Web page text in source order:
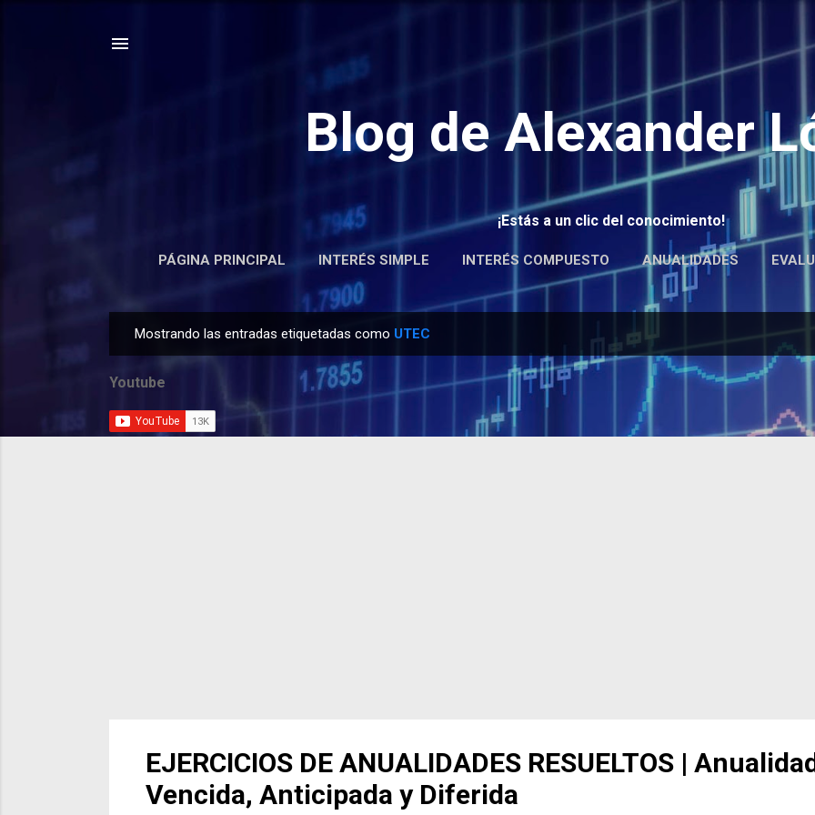
Ir al contenido principal
Blog de Alexander
¡Estás a un clic del conocimiento!
PÁGINA PRINCIPAL INTERÉS SIMPLE INTERÉS COMPUESTO ANUALIDADES
DONAR
t
r
a
Mostrando las entradas etiquetadas como UTEC
Youtube
EJERCICIOS DE ANUALIDADES RESUELTOS |
Vencida, Anticipada y Diferida